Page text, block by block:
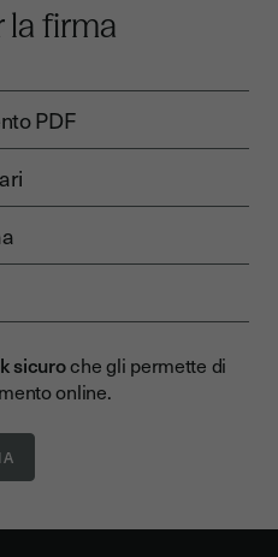
la firma
PDF
sicuroche gli permette di
online.